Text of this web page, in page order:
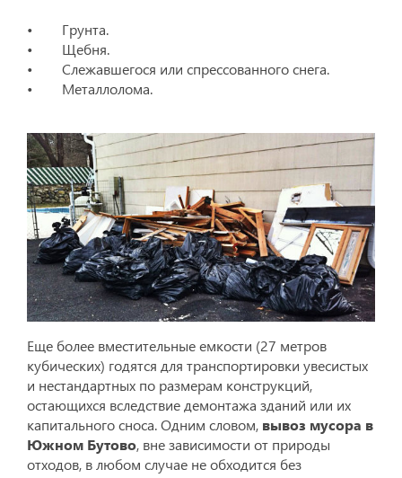
• Грунта.
• Щебня.
• Слежавшегося или спрессованного снега.
• Металлолома.
Еще более вместительные емкости (27 метров
кубических) годятся для транспортировки увесистых
и нестандартных по размерам конструкций,
остающихся вследствие демонтажа зданий или их
капитального сноса. Одним словом, вывоз мусора в
Южном Бутово, вне зависимости от природы
отходов, в любом случае не обходится без